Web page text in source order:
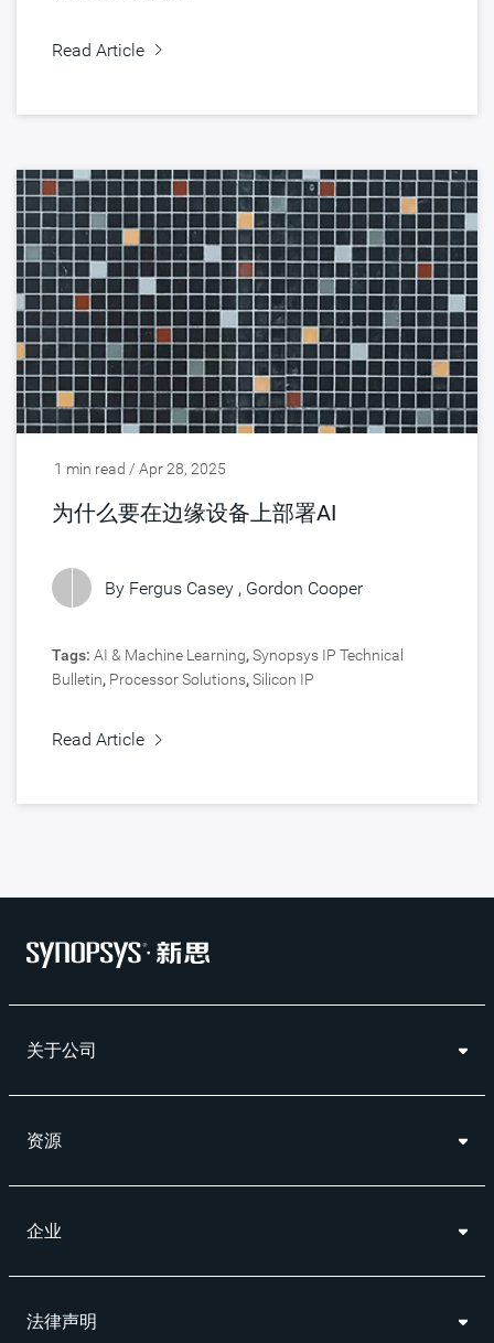
Read Article
1 min read / Apr 28, 2025
为什么要在边缘设备上部署AI
By Fergus Casey , Gordon Cooper
Tags: AI & Machine Learning,Synopsys IP Technical
Bulletin, Processor Solutions,Silicon IP
Read Article
关于公司
资源
企业
法律声明